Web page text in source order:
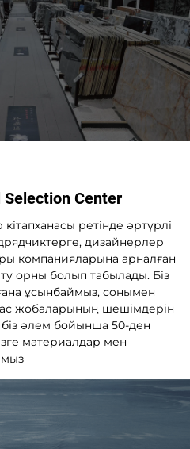
Center
ретінде әртүрлі
дизайнерлер
компанияларына арналған
орны болып табылады. Біз
ұсынбаймыз, сонымен
жобаларының шешімдерін
біз әлем бойынша 50-ден
материалдар мен